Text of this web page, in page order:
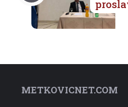
Roka i
METKOVICNET.COM